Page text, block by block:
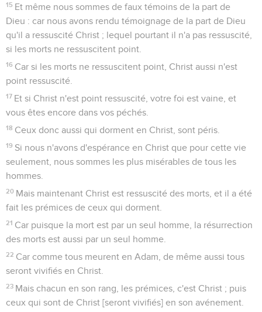
15 Et même nous sommes de faux témoins de la part de
Dieu : car nous avons rendu témoignage de la part de Dieu
qu'il a ressuscité Christ ; lequel pourtant il n'a pas ressuscité,
si les morts ne ressuscitent point.
16 Car si les morts ne ressuscitent point, Christ aussi n'est
point ressuscité.
17 Et si Christ n'est point ressuscité, votre foi est vaine, et
vous êtes encore dans vos péchés.
18 Ceux donc aussi qui dorment en Christ, sont péris.
19 Si nous n'avons d'espérance en Christ que pour cette vie
seulement, nous sommes les plus misérables de tous les
hommes.
20 Mais maintenant Christ est ressuscité des morts, et il a été
fait les prémices de ceux qui dorment.
21 Car puisque la mort est par un seul homme, la résurrection
des morts est aussi par un seul homme.
22 Car comme tous meurent en Adam, de même aussi tous
seront vivifiés en Christ.
23 Mais chacun en son rang, les prémices, c'est Christ ; puis
ceux qui sont de Christ [seront vivifiés] en son avénement.